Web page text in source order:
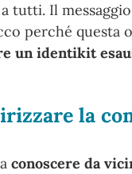
tutti. Il
perché questa
un identikit
la
conoscere da